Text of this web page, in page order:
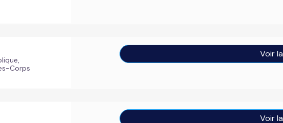
Corps
Voir
Voir